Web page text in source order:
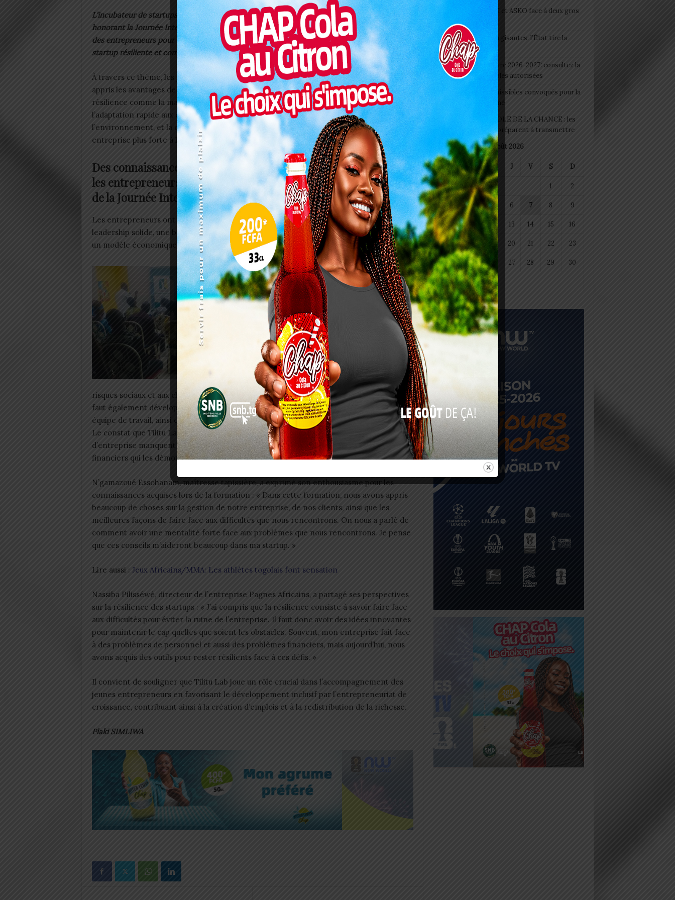
L’incubateur de startups pour les jeunes, Tilitu Lab, basé à Kara, a célébré le 11 mars 2024 en
honorant la Journée Internationale des Startups. Pour l’occasion, l’incubateur a accueilli
des entrepreneurs pour des échanges enrichissants sur le thème « Comment bâtir une
startup résiliente et compétitive ».
À travers ce thème, les participants ont
appris les avantages de laculturede la
résilience comme la maîtrise des risques,
l’adaptation rapide aux changements de
l’environnement, et la construction d’une
entreprise plus forte à long terme.
Des connaissances acquises par
les entrepreneurs de Kara lors
de la Journée Internationale des Startups
Les entrepreneurs ont été outillés sur des éléments tels que la mentalité forte et un
leadership solide, une bonne équipe de travail, la culture de l’apprentissage par l’échec,
un modèle économique souple et l’innovation.
Georges EGBARE, le coordonnateur de
Tilitu Lab explique : « Nous avons célébré
aujourd’hui cette journée mondiale des
startups. Pour l’occasion, nous avons
échangé avec les entrepreneurs de Kara
que Tilitu Lab accompagne sur le thème : «
Comment bâtir une startup résiliente et
compétitive ». Il a été question de relever
les éléments clés qui permettent à une
entreprise de demeurer résiliente face aux
risques sociaux et aux chocs rencontrés par certaines entreprises. Pour être résilient, il
faut également développer une mentalité forte, un leadership solide, et bâtir une bonne
équipe de travail, ainsi que disposer d’une base de partenaires techniques et financiers.
Le constat que Tilitu Lab a fait, au regard de son expérience, est que les chefs
d’entreprise manquent parfois de mentalité forte et sont confrontés à des problèmes
financiers qui les démotivent. »
N’gamazoué Essohanam, maîtresse tapissière, a exprimé son enthousiasme pour les
connaissances acquises lors de la formation : « Dans cette formation, nous avons appris
beaucoup de choses sur la gestion de notre entreprise, de nos clients, ainsi que les
meilleures façons de faire face aux difficultés que nous rencontrons. On nous a parlé de
comment avoir une mentalité forte face aux problèmes que nous rencontrons. Je pense
que ces conseils m’aideront beaucoup dans ma startup. »
Lire aussi : Jeux Africains/MMA: Les athlètes togolais font sensation
Nassiba Pilisséwé, directeur de l’entreprise Pagnes Africains, a partagé ses perspectives
sur la résilience des startups : « J’ai compris que la résilience consiste à savoir faire face
aux difficultés pour éviter la ruine de l’entreprise. Il faut donc avoir des idées innovantes
pour maintenir le cap quelles que soient les obstacles. Souvent, mon entreprise fait face
à des problèmes de personnel et aussi des problèmes financiers, mais aujourd’hui, nous
avons acquis des outils pour rester résilients face à ces défis. »
Il convient de souligner que Tilitu Lab joue un rôle crucial dans l’accompagnement des
jeunes entrepreneurs en favorisant le développement inclusif par l’entrepreneuriat de
croissance, contribuant ainsi à la création d’emplois et à la redistribution de la richesse.
Plaki SIMLIWA
Interclubs CAF: ASCK et ASKO face à deux gros
morceaux
Togo/ Boissons énergisantes: l’État tire la
sonnette d’alarme
Togo/ Rentrée scolaire 2026-2027: consultez la
liste officielle des écoles autorisées
ESSAL 2026 : les admissibles convoqués pour la
visite médicale à Lomé
SWEDD+ Togo / ECOLE DE LA CHANCE : les
maitres-artisans se préparent à transmettre
août 2026
L M M J V S D
1 2
3 4 5 6 7 8 9
10 11 12 13 14 15 16
17 18 20 21 22 23
24 25 26 27 28 29 30
31
« Juil